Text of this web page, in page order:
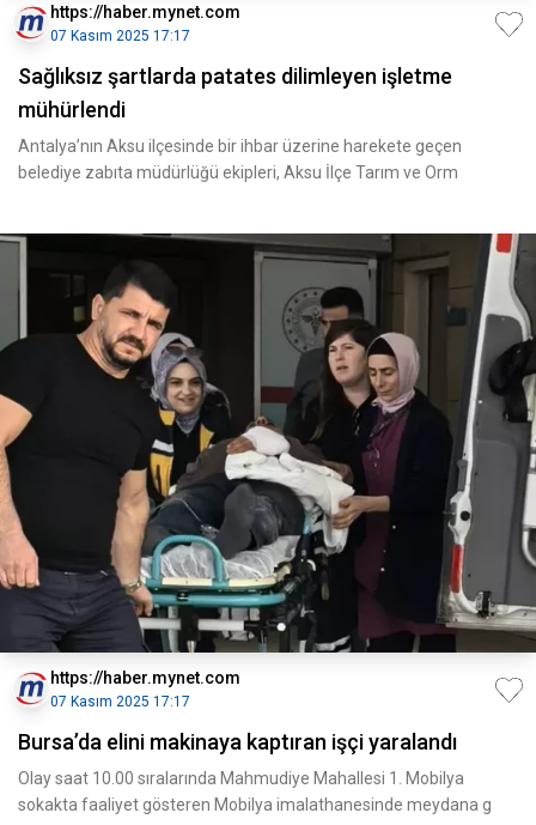
https://haber.mynet.com
07 Kasım 2025 17:17
Sağlıksız şartlarda patates dilimleyen işletme
mühürlendi
Antalya’nın Aksu ilçesinde bir ihbar üzerine harekete geçen
belediye zabıta müdürlüğü ekipleri, Aksu İlçe Tarım ve Orm
https://haber.mynet.com
07 Kasım 2025 17:17
Bursa’da elini makinaya kaptıran işçi yaralandı
Olay saat 10.00 sıralarında Mahmudiye Mahallesi 1. Mobilya
sokakta faaliyet gösteren Mobilya imalathanesinde meydana g